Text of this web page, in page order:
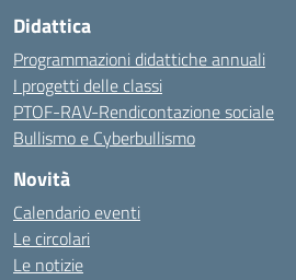
Didattica
Programmazioni didattiche annuali
I progetti delle classi
PTOF-RAV-Rendicontazione sociale
Bullismo e Cyberbullismo
Novità
Calendario eventi
Le circolari
Le notizie